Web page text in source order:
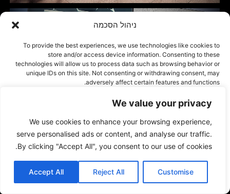
We value your privacy
We use cookies to enhance your browsing experience,
serve personalised ads or content, and analyse our traffic.
By clicking "Accept All", you consent to our use of cookies.
Customise
Reject All
Accept All
ניהול הסכמה
To provide the best experiences, we use technologies like cookies to
store and/or access device information. Consenting to these
technologies will allow us to process data such as browsing behavior or
unique IDs on this site. Not consenting or withdrawing consent, may
adversely affect certain features and functions.
דחייה
Cookie Policy